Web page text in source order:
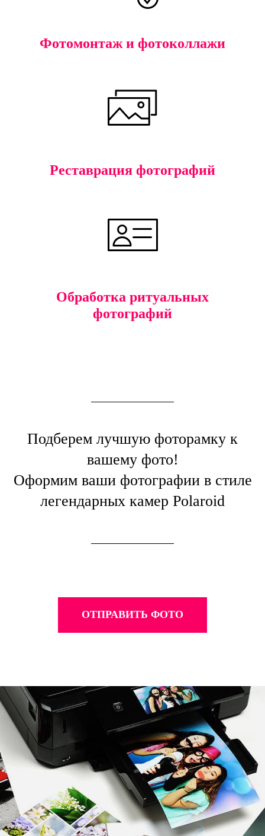
Фотомонтаж и фотоколлажи
Реставрация фотографий
Обработка ритуальных
фотографий
Подберем лучшую фоторамку к
вашему фото!
Оформим ваши фотографии в стиле
легендарных камер Polaroid
ОТПРАВИТЬ ФОТО